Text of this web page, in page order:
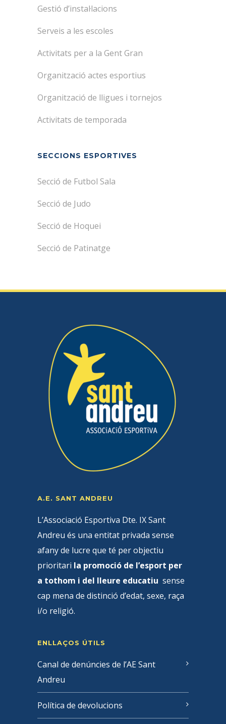
Gestió d’instal·lacions
Serveis a les escoles
Activitats per a la Gent Gran
Organització actes esportius
Organització de lligues i tornejos
Activitats de temporada
SECCIONS ESPORTIVES
Secció de Futbol Sala
Secció de Judo
Secció de Hoquei
Secció de Patinatge
A.E. SANT ANDREU
L’Associació Esportiva Dte. IX Sant
Andreu és una entitat privada sense
afany de lucre que té per objectiu
prioritari la promoció de l’esport per
a tothom i del lleure educatiu sense
cap mena de distinció d’edat, sexe, raça
i/o religió.
ENLLAÇOS ÚTILS
Canal de denúncies de l’AE Sant
Andreu
Política de devolucions